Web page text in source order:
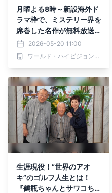
月曜よる8時～新設海外ド
ラマ枠で、ミステリー界を
席巻した名作が無料放送初
登場 「カササギ殺人事
件」 初回5月25日（月）
よる8時～ BS12 トゥエル
ー」にて
2026-05-20 11:00
ワールド・ハイビジョン・チャンネル株式会社
生涯現役！“世界のアオ
キ”のゴルフ人生とは！
『鶴瓶ちゃんとサワコちゃ